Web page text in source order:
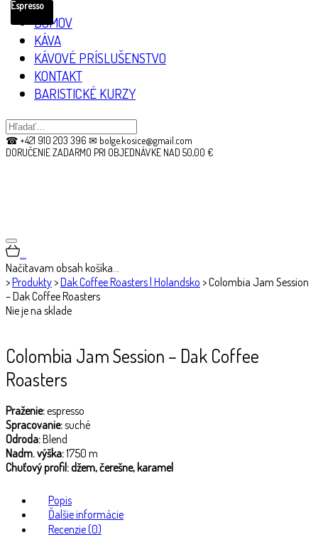
DOMOV
KÁVA
KÁVOVÉ PRÍSLUŠENSTVO
KONTAKT
BARISTICKÉ KURZY
☎ +421 910 203 396 ✉ bolge.kosice@gmail.com
DORUČENIE ZADARMO PRI OBJEDNÁVKE NAD 50,00 €
…
Načítavam obsah košíka…
>Produkty>Dak Coffee Roasters | Holandsko >Colombia Jam Session
– Dak Coffee Roasters
Nie je na sklade
Espresso
Colombia Jam Session – Dak Coffee
Roasters
Praženie:espresso
Spracovanie:suché
Odroda:Blend
Nadm. výška:1750 m
Chuťový profil: džem, čerešne, karamel
Popis
Ďalšie informácie
Recenzie (0)